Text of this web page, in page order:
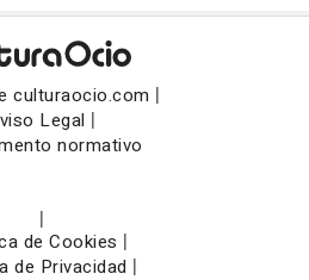
culturaocio.com |
Legal |
normativo
|
de Cookies |
de Privacidad |